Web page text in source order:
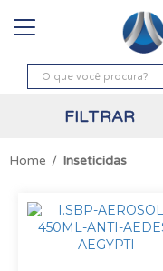
Inseticidas
FILTRAR